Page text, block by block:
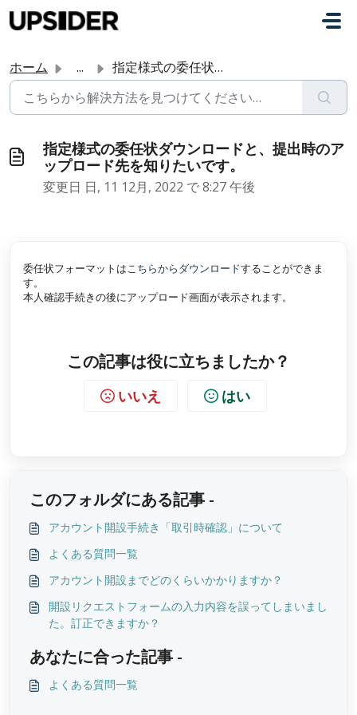
メインコンテンツに移動
ホーム ... 指定様式の委任状ダウンロードと、提出時のアップロード先を知りたいです。
指定様式の委任状ダウンロードと、提出時のア
ップロード先を知りたいです。
変更日 日, 11 12月, 2022 で 8:27 午後
委任状フォーマットはこちらからダウンロードすることができま
す。
本人確認手続きの後にアップロード画面が表示されます。
この記事は役に立ちましたか？
いいえ はい
このフォルダにある記事 -
アカウント開設手続き「取引時確認」について
よくある質問一覧
アカウント開設までどのくらいかかりますか？
開設リクエストフォームの入力内容を誤ってしまいまし
た。訂正できますか？
あなたに合った記事 -
よくある質問一覧